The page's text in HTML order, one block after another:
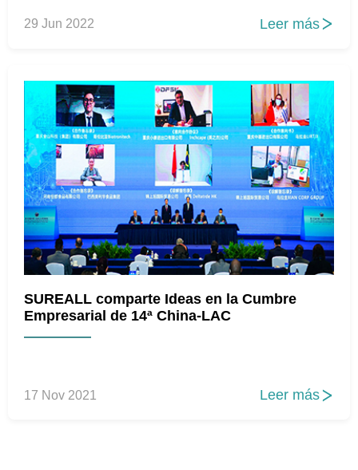
29 Jun 2022 Leer más 
SUREALL comparte Ideas en la Cumbre
Empresarial de 14ª China-LAC
17 Nov 2021 Leer más 